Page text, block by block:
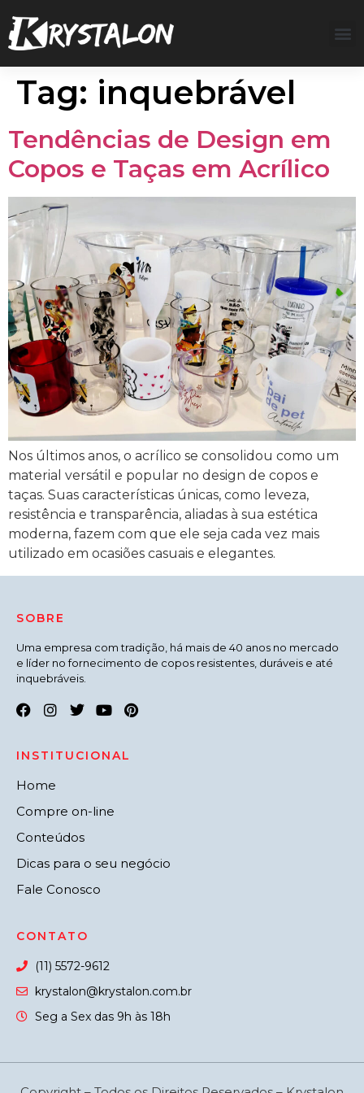
Tag: inquebrável
Tendências de Design em
Copos e Taças em Acrílico
Nos últimos anos, o acrílico se consolidou como um
material versátil e popular no design de copos e
taças. Suas características únicas, como leveza,
resistência e transparência, aliadas à sua estética
moderna, fazem com que ele seja cada vez mais
utilizado em ocasiões casuais e elegantes.
SOBRE
Uma empresa com tradição, há mais de 40 anos no mercado
e líder no fornecimento de copos resistentes, duráveis e até
inquebráveis.
INSTITUCIONAL
Home
Compre on-line
Conteúdos
Dicas para o seu negócio
Fale Conosco
CONTATO
(11) 5572-9612
krystalon@krystalon.com.br
Seg a Sex das 9h às 18h